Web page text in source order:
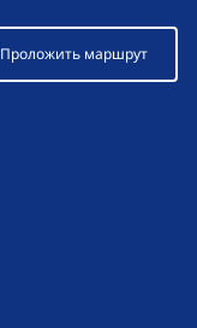
Проложить маршрут